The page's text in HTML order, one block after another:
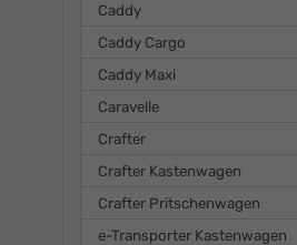
Caddy
Caddy Cargo
Caddy Maxi
Caravelle
Crafter
Crafter Kastenwagen
Crafter Pritschenwagen
e-Transporter Kastenwagen